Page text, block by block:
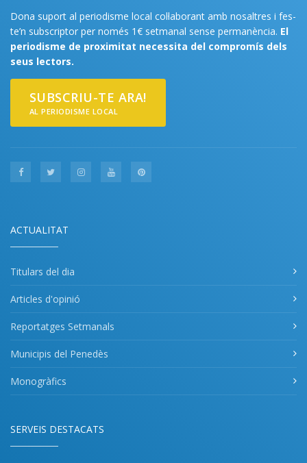
Dona suport al periodisme local col·laborant amb nosaltres i fes-
te’n subscriptor per només 1€ setmanal sense permanència. El
periodisme de proximitat necessita del compromís dels
seus lectors.
SUBSCRIU-TE ARA!
AL PERIODISME LOCAL
ACTUALITAT
Titulars del dia
Articles d'opinió
Reportatges Setmanals
Municipis del Penedès
Monogràfics
SERVEIS DESTACATS